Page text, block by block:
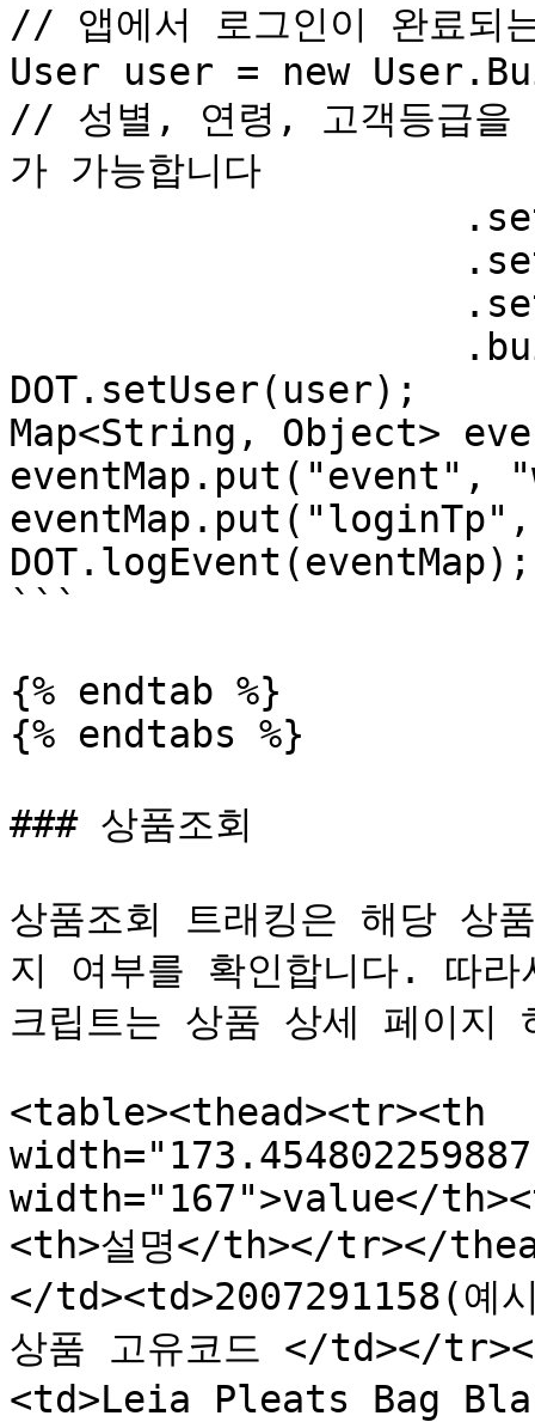
// 앱에서 로그인이 완료되
User user = new
// 성별, 연령, 고객등급
가 가능합니다
DOT.setUser(user);
Map<String, Object>
eventMap.put("event",
DOT.logEvent(eventMap);
```
{% endtab %}
{% endtabs %}
### 상품조회
상품조회 트래킹은 해당 상
지 여부를 확인합니다. 따
크립트는 상품 상세 페이지
<table><thead><tr><th
width="167">value</
<th>설명</th></tr></
</td><td>2007291158(
상품 고유코드 </td></
<td>Leia Pleats Bag